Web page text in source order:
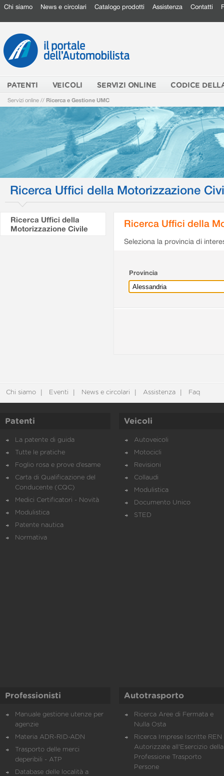
Chi siamo News e circolari Catalogo prodotti Assistenza Contatti
PATENTI VEICOLI SERVIZI ONLINE CODICE
Servizi online // Ricerca e Gestione UMC
Ricerca Uffici della Motorizzazione
Ricerca Uffici della
Motorizzazione Civile
Ricerca Uffici della
Seleziona la provincia di
Provincia
Chi siamo Eventi News e circolari Assistenza Faq
Patenti
La patente di guida
Tutte le pratiche
Foglio rosa e prove d’esame
Carta di Qualificazione del
Conducente (CQC)
Medici Certificatori - Novità
Modulistica
Patente nautica
Normativa
Veicoli
Autoveicoli
Motocicli
Revisioni
Collaudi
Modulistica
Documento Unico
STED
Professionisti
Manuale gestione utenze per
agenzie
Materia ADR-RID-ADN
Trasporto delle merci
deperibili - ATP
Database delle località a
Autotrasporto
Ricerca Aree di Fermata e
Nulla Osta
Ricerca Imprese Iscritte REN
Autorizzate all'Esercizio della
Professione Trasporto
Persone